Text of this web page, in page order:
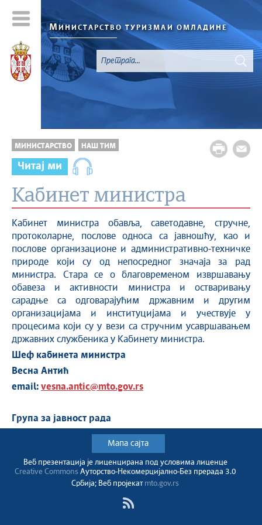
М ИНИСТАРСТВО ТУРИЗМАИ ОМЛАДИНЕ
МИНИСТАРСТВО НАШ ТИМ
Читај ми
Кабинет министра
Кабинет министра обавља, саветодавне, стручне,
протоколарне, послове односа са јавношћу, као и
послове организационе и административно-техничке
природе који су од непосредног значаја за рад
министра. Стара се о благовременом извршавању
обавеза и активности министра и остваривању
сарадње са одговарајућим државним и другим
организацијама и институцијама и учествује у
процесима који су у вези са стручним усавршавањем
државних службеника у Кабинету министра.
Шеф кабинета министра
Весна Антић
email: vesna.antic@mto.gov.rs
Групa за јавност рада
Мапа сајта
Веб презентација jе лиценциранa под условима лиценце
Creative CommonsАуторство-Некомерцијално-Без прерада 3.0
Србија; Веб пројекат mto.gov.rs